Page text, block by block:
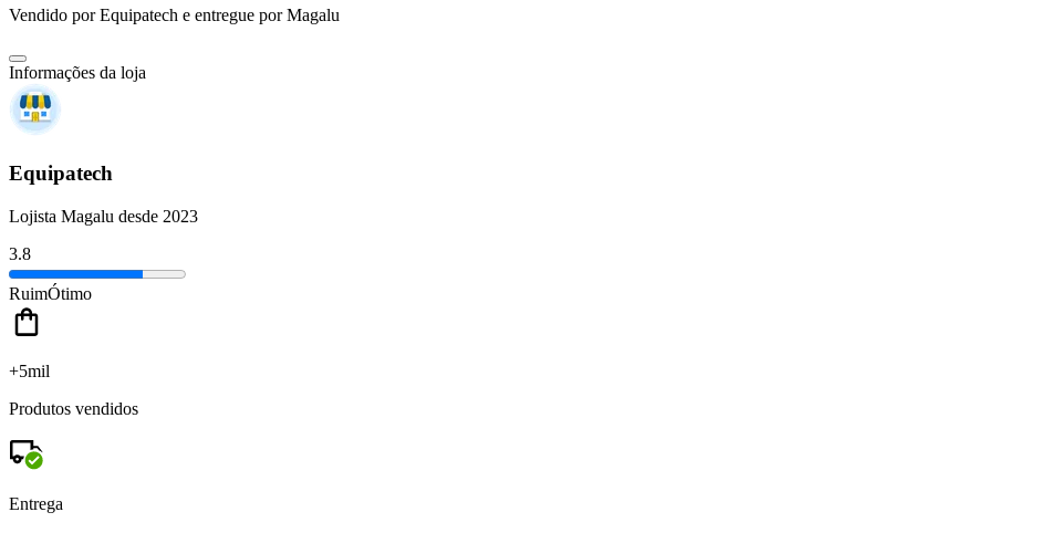
Vendido porEquipatech e entregue por Magalu
Informações da loja
Equipatech
Lojista Magalu desde 2023
3.8
RuimÓtimo
+5mil
Produtos vendidos
Entrega